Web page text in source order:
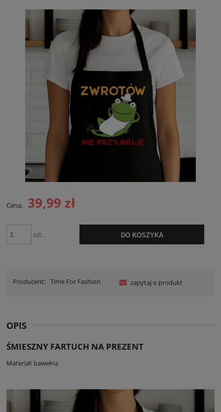
Cena: 39,99 zł
szt. DO KOSZYKA
Producent: Time For Fashion zapytaj o produkt
OPIS
ŚMIESZNY FARTUCH NA PREZENT
Materiał: bawełna